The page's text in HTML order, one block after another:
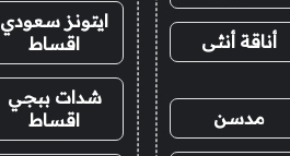
أناقة أنثى
مدسن
ايتونز سعودي
اقساط
شدات ببجي
اقساط